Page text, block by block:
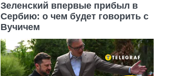
Зеленский впервые прибыл в
Сербию: о чем будет говорить с
Вучичем